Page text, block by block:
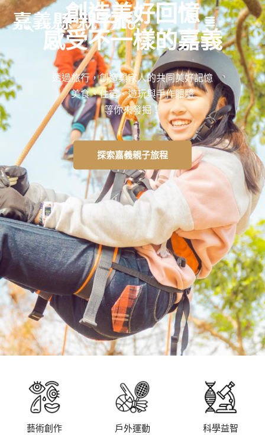
創造美好回憶
感受不一樣的嘉義
透過旅行，創造與家人的共同美好記憶
美食、住宿、遊玩與手作體驗
等你來發掘！
探索嘉義親子旅程
藝術創作 戶外運動 科學益智